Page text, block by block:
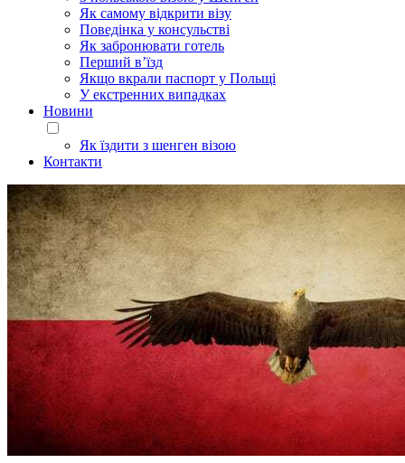
Як самому відкрити візу
Поведінка у консульстві
Як забронювати готель
Перший в’їзд
Якщо вкрали паспорт у Польщі
У екстренних випадках
Новини
Як їздити з шенген візою
Контакти